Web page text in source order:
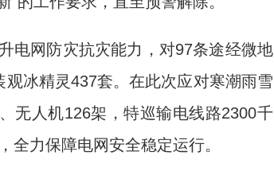
网防灾抗灾能力，对97条途经微地
冰精灵437套。在此次应对寒潮雨雪
无人机126架，特巡输电线路2300千
力保障电网安全稳定运行。